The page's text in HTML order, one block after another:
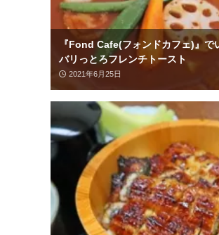
『Fond Cafe(フォンドカフェ)』で
バリっとろフレンチトースト
2021年6月25日